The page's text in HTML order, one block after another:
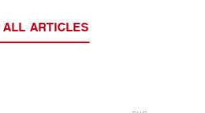
ALL ARTICLES